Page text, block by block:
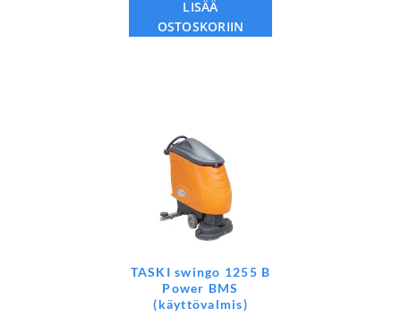
LISÄÄ
OSTOSKORIIN
TASKI swingo 1255 B
Power BMS
(käyttövalmis)